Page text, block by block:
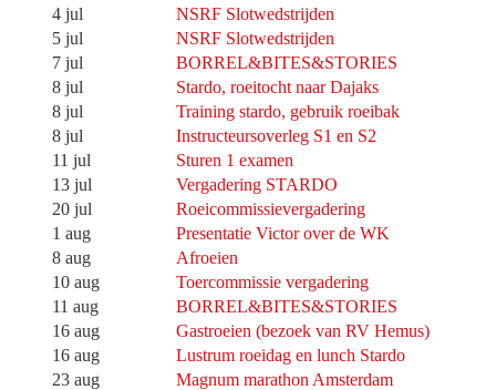
4 jul
NSRF Slotwedstrijden
5 jul
NSRF Slotwedstrijden
7 jul
BORREL&BITES&STORIES
8 jul
Stardo, roeitocht naar Dajaks
8 jul
Training stardo, gebruik roeibak
8 jul
Instructeursoverleg S1 en S2
11 jul
Sturen 1 examen
13 jul
Vergadering STARDO
20 jul
Roeicommissievergadering
1 aug
Presentatie Victor over de WK
8 aug
Afroeien
10 aug
Toercommissie vergadering
11 aug
BORREL&BITES&STORIES
16 aug
Gastroeien (bezoek van RV Hemus)
16 aug
Lustrum roeidag en lunch Stardo
23 aug
Magnum marathon Amsterdam